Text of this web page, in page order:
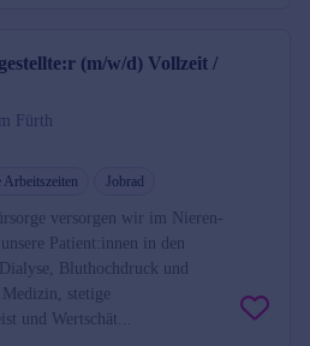
(m/w/d) Vollzeit /
Fürth
Arbeitszeiten Jobrad
versorgen wir im Nieren-
Patient:innen in den
Bluthochdruck und
stetige
und Wertschät...